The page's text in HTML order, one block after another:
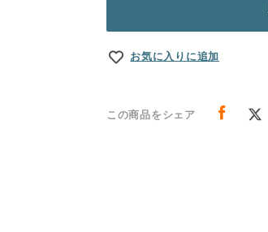
お気に入りに追加
この商品をシェア